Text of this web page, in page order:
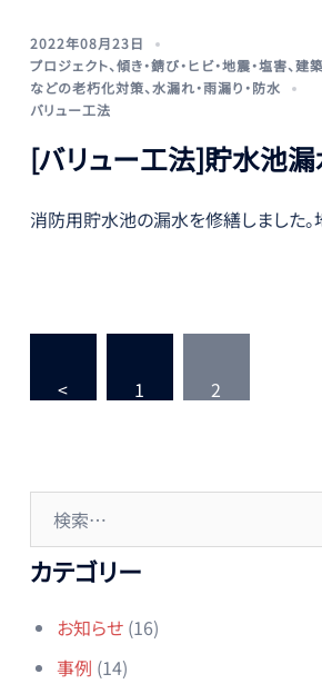
2022年08月23日
プロジェクト、傾き・錆び・ヒビ・地震・塩害、建
などの老朽化対策、水漏れ・雨漏り・防水
バリュー工法
[バリュー工法]貯水池
消防用貯水池の漏水を修繕しました
稿
ゲ
ー
シ
ョ
< 1 2
カテゴリー
お知らせ(16)
事例 (14)